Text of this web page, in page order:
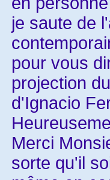
je saute de
pour vous
projection
d'Ignacio
Merci
sorte qu'il